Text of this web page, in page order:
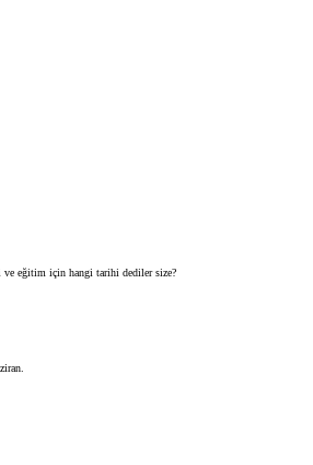
eğitim için hangi tarihi dediler size?